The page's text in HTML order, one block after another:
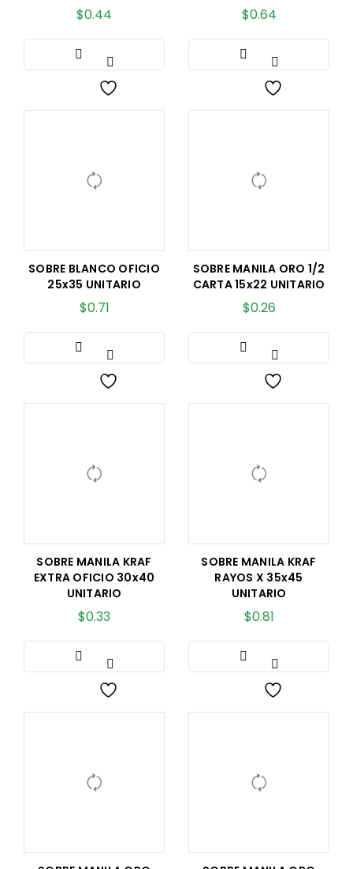
$0.44 $0.64
SOBRE BLANCO OFICIO
25x35 UNITARIO
$0.71
SOBRE MANILA ORO 1/2
CARTA 15x22 UNITARIO
$0.26
SOBRE MANILA KRAF
EXTRA OFICIO 30x40
UNITARIO
$0.33
SOBRE MANILA KRAF
RAYOS X 35x45
UNITARIO
$0.81